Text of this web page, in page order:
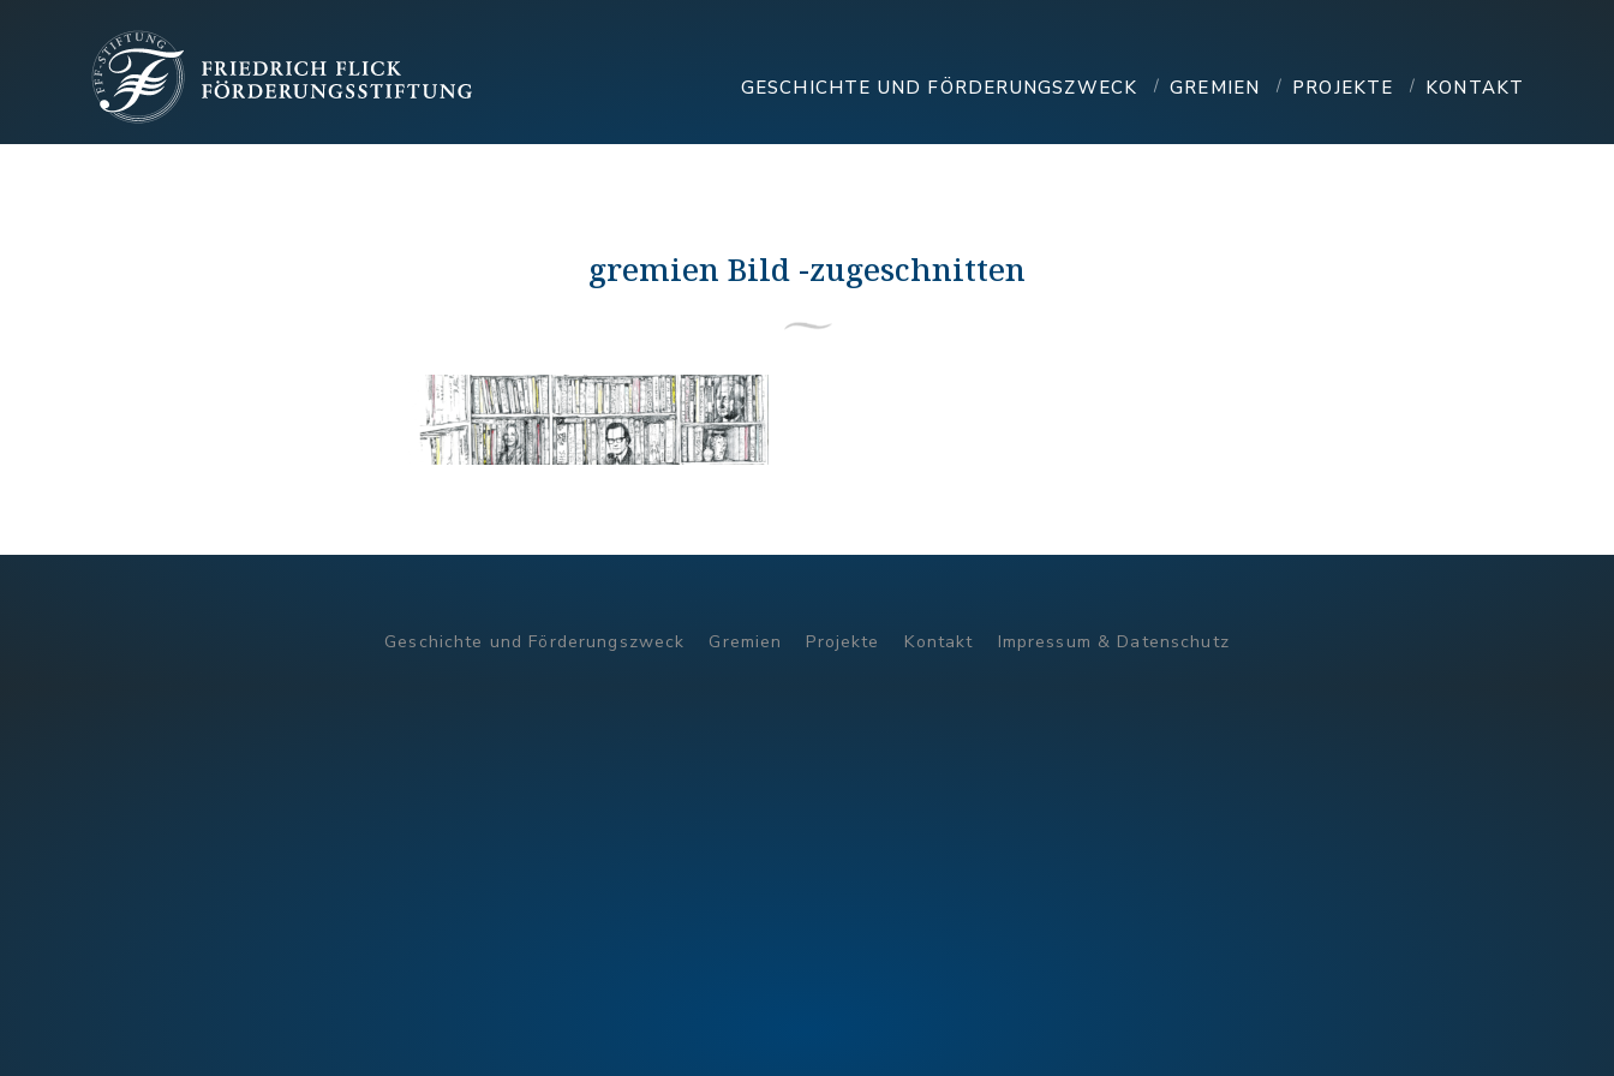
GESCHICHTE UND FÖRDERUNGSZWECK GREMIEN PROJEKTE KONTAKT
gremien Bild -zugeschnitten
Geschichte und Förderungszweck Gremien Projekte Kontakt Impressum & Datenschutz